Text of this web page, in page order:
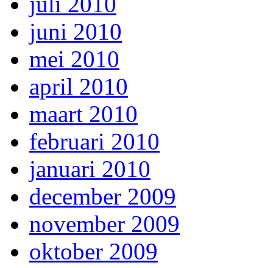
juni 2010
mei 2010
april 2010
maart 2010
februari 2010
januari 2010
december 2009
november 2009
oktober 2009